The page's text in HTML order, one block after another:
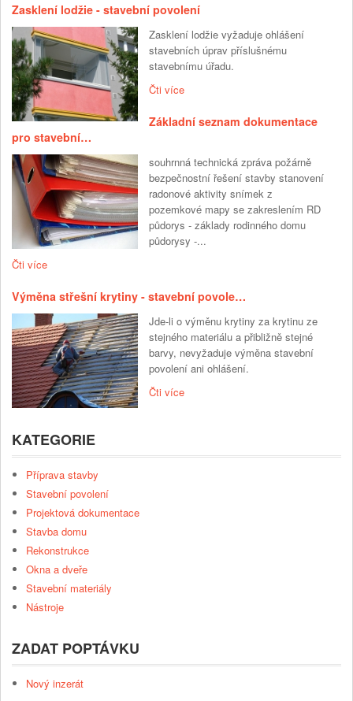
Zasklení lodžie - stavební povolení
Zasklení lodžie vyžaduje ohlášení
stavebních úprav příslušnému
stavebnímu úřadu.
Čti více
Základní seznam dokumentace
pro stavební…
souhrnná technická zpráva požárně
bezpečnostní řešení stavby stanovení
radonové aktivity snímek z
pozemkové mapy se zakreslením RD
půdorys - základy rodinného domu
půdorysy -...
Čti více
Výměna střešní krytiny - stavební povole…
Jde-li o výměnu krytiny za krytinu ze
stejného materiálu a přibližně stejné
barvy, nevyžaduje výměna stavební
povolení ani ohlášení.
Čti více
KATEGORIE
Příprava stavby
Stavební povolení
Projektová dokumentace
Stavba domu
Rekonstrukce
Okna a dveře
Stavební materiály
Nástroje
ZADAT POPTÁVKU
Nový inzerát